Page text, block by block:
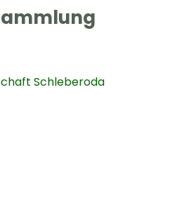
Schleberoda